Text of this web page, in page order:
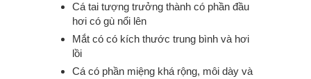
Cá tai tượng trưởng thành có phần đầu
hơi có gù nổi lên
Mắt có có kích thước trung bình và hơi
lồi
Cá có phần miệng khá rộng, môi dày và